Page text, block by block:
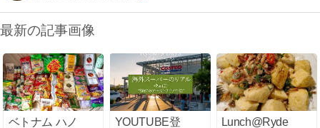
最新の記事画像
ベトナム ハノ YOUTUBE登 Lunch@Ryde